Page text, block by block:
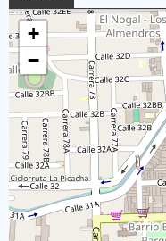
+
−